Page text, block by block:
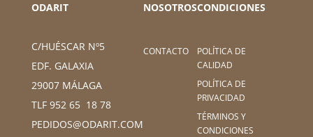
ODARIT
C/HUÉSCAR Nº5
EDF. GALAXIA
29007 MÁLAGA
TLF 952 65 18 78
PEDIDOS@ODARIT.COM
NOSOTROS
CONTACTO
CONDICIONES
POLÍTICA DE
CALIDAD
POLÍTICA DE
PRIVACIDAD
TÉRMINOS Y
CONDICIONES